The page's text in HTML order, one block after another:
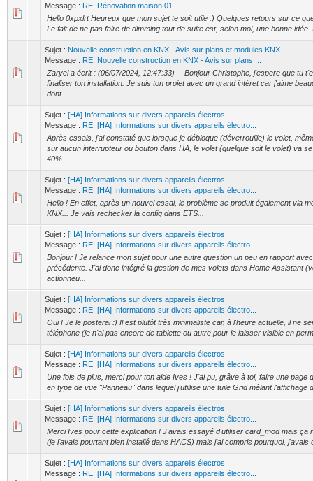
Message : RE: Rénovation maison 01
Hello 0xpxlrt Heureux que mon sujet te soit utile :) Quelques retours sur ce
Le fait de ne pas faire de dimming tout de suite est, selon moi, une bonne idée.
Sujet : Nouvelle construction en KNX - Avis sur plans et modules KNX
Message : RE: Nouvelle construction en KNX - Avis sur plans ...
Zaryel a écrit : (06/07/2024, 12:47:33) -- Bonjour Christophe, j'espere que tu
finaliser ton installation. Je suis ton projet avec un grand intéret car j'aime
dont...
Sujet : [HA] Informations sur divers appareils électros
Message : RE: [HA] Informations sur divers appareils électro...
Après essais, j'ai constaté que lorsque je débloque (déverrouille) le volet,
sur aucun interrupteur ou bouton dans HA, le volet (quelque soit le volet) va
40%.....
Sujet : [HA] Informations sur divers appareils électros
Message : RE: [HA] Informations sur divers appareils électro...
Hello ! En effet, après un nouvel essai, le problème se produit également via
KNX... Je vais rechecker la config dans ETS...
Sujet : [HA] Informations sur divers appareils électros
Message : RE: [HA] Informations sur divers appareils électro...
Bonjour ! Je relance mon sujet pour une autre question un peu en rapport
précédente. J'ai donc intégré la gestion de mes volets dans Home Assistant
actionneu...
Sujet : [HA] Informations sur divers appareils électros
Message : RE: [HA] Informations sur divers appareils électro...
Oui ! Je le posterai :) Il est plutôt très minimaliste car, à l'heure actuelle, il ne
téléphone (je n'ai pas encore de tablette ou autre pour le laisser visible en
Sujet : [HA] Informations sur divers appareils électros
Message : RE: [HA] Informations sur divers appareils électro...
Une fois de plus, merci pour ton aide Ives ! J'ai pu, grâve à toi, faire une page
en type de vue "Panneau" dans lequel j'utillise une tuile Grid mêlant l'affichage
Sujet : [HA] Informations sur divers appareils électros
Message : RE: [HA] Informations sur divers appareils électro...
Merci Ives pour cette explication ! J'avais essayé d'utiliser card_mod mais ça
(je l'avais pourtant bien installé dans HACS) mais j'ai compris pourquoi, j'avais
Sujet : [HA] Informations sur divers appareils électros
Message : RE: [HA] Informations sur divers appareils électro...